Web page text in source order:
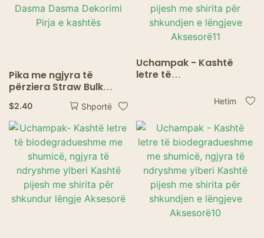
Pika me ngjyra të
përziera Straw Bulk
Artikuj Kokteje Sode
Shakes Dinka Dinovim
Dasma Dasma Dekorimi
Pirja e kashtës
$2.40 Shportë
Uchampak - Kashtë
letre të
shumicë, ngjyra të
pijesh me shirita për
shkundjen e lëngjeve
Aksesorë11
Hetim